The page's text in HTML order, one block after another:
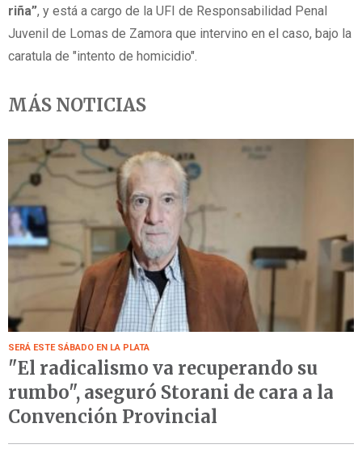
riña”, y está a cargo de la UFI de Responsabilidad Penal
Juvenil de Lomas de Zamora que intervino en el caso, bajo la
caratula de "intento de homicidio".
MÁS NOTICIAS
SERÁ ESTE SÁBADO EN LA PLATA
"El radicalismo va recuperando su
rumbo", aseguró Storani de cara a la
Convención Provincial